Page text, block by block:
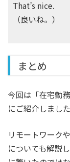
That’s nice.
（良いね。）
まとめ
今回は「在宅勤
にご紹介しました
リモートワーク
についても解説